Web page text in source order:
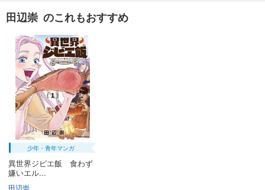
田辺崇 のこれもおすすめ
少年・青年マンガ
異世界ジビエ飯 食わず
嫌いエル...
田辺崇